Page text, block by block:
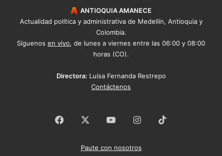
ANTIOQUIA AMANECE
Actualidad política y administrativa de Medellín, Antioquia y
Colombia.
Síguenos en vivo, de lunes a viernes entre las 06:00 y 08:00
horas (CO).
Directora: Luisa Fernanda Restrepo
Contáctenos
Facebook YouTubeInstagram
Paute con nosotros